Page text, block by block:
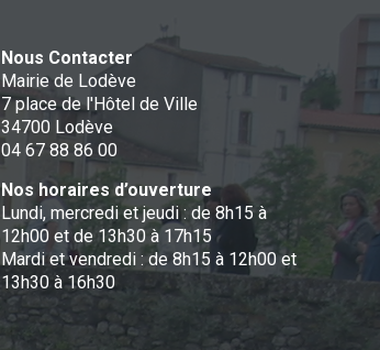
Nous Contacter
Mairie de Lodève
7 place de l'Hôtel de Ville
34700 Lodève
04 67 88 86 00
Nos horaires d’ouverture
Lundi, mercredi et jeudi : de 8h15 à
12h00 et de 13h30 à 17h15
Mardi et vendredi : de 8h15 à 12h00 et
13h30 à 16h30